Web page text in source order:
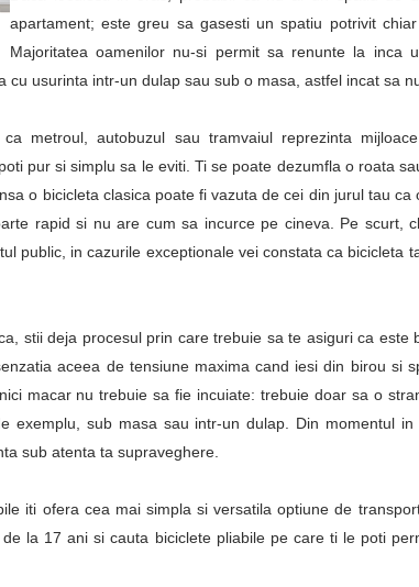
apartament; este greu sa gasesti un spatiu potrivit
Majoritatea oamenilor nu-si permit sa renunte la inca
cu usurinta intr-un dulap sau sub o masa, astfel incat sa
metroul, autobuzul sau tramvaiul reprezinta
pur si simplu sa le eviti. Ti se poate dezumfla o roata
o bicicleta clasica poate fi vazuta de cei din jurul tau
rapid si nu are cum sa incurce pe cineva. Pe scurt,
public, in cazurile exceptionale vei constata ca bicicleta
stii deja procesul prin care trebuie sa te asiguri ca este
aceea de tensiune maxima cand iesi din birou si
macar nu trebuie sa fie incuiate: trebuie doar sa o
exemplu, sub masa sau intr-un dulap. Din momentul
sub atenta ta supraveghere.
iti ofera cea mai simpla si versatila optiune de
la 17 ani si cauta biciclete pliabile pe care ti le poti